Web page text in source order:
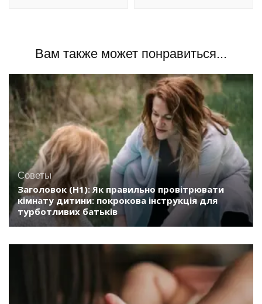
Вам также может понравиться...
Советы
Заголовок (H1): Як правильно провітрювати
кімнату дитини: покрокова інструкція для
турботливих батьків